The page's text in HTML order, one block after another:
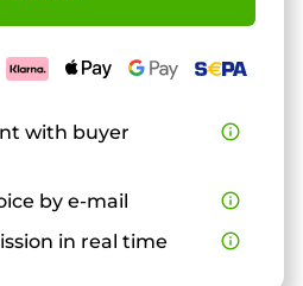
with buyer
info_outline
by e-mail
info_outline
in real time info_outline